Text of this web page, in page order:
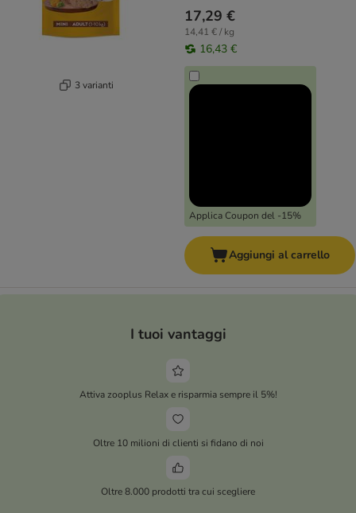
3 varianti
17,29 €
14,41 € / kg
16,43 €
Applica Coupon del -15%
Aggiungi al carrello
I tuoi vantaggi
Attiva zooplus Relax e risparmia sempre il 5%!
Oltre 10 milioni di clienti si fidano di noi
Oltre 8.000 prodotti tra cui scegliere